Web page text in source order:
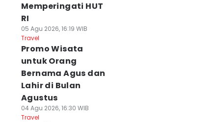
Memperingati HUT
RI
05 Agu 2026, 16:19 WIB
Travel
Promo Wisata
untuk Orang
Bernama Agus dan
Lahir di Bulan
Agustus
04 Agu 2026, 16:30 WIB
Travel